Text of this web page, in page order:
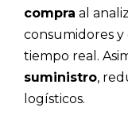
compra al
consumidores
tiempo real.
suministro,
logísticos.